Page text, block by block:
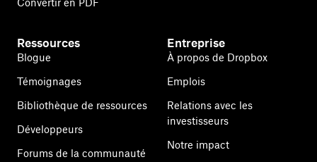
Convertir en PDF
Ressources
Blogue
Témoignages
Bibliothèque de ressources
Développeurs
Forums de la communauté
Entreprise
À propos de Dropbox
Emplois
Relations avec les
investisseurs
Notre impact